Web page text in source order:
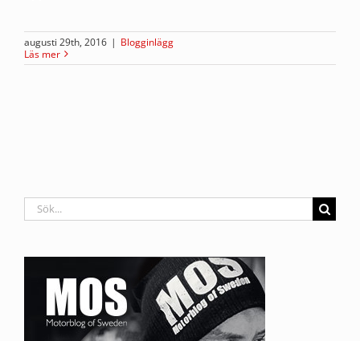
augusti 29th, 2016 | Blogginlägg
Läs mer
Sök
efter: